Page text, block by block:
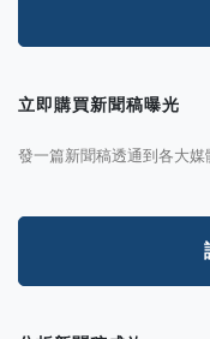
立即購買新聞稿曝光
發一篇新聞稿透通到各大媒